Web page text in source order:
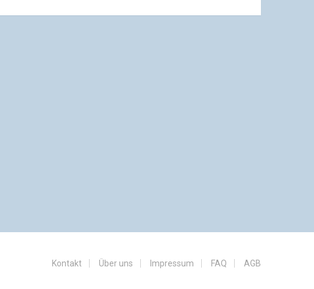
Kontakt Über uns Impressum FAQ AGB